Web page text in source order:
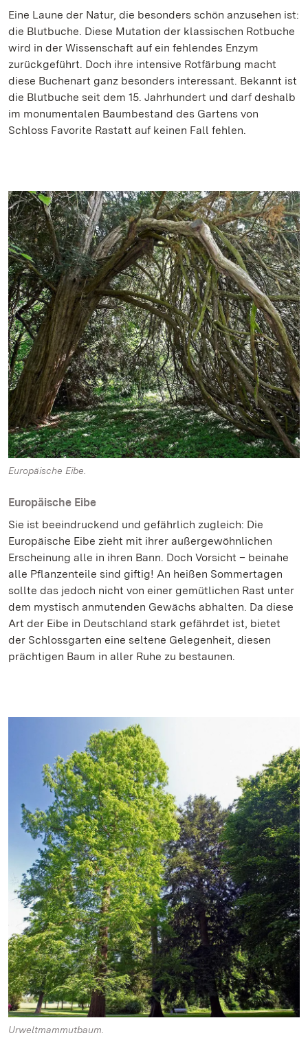
Eine Laune der Natur, die besonders schön anzusehen ist:
die Blutbuche. Diese Mutation der klassischen Rotbuche
wird in der Wissenschaft auf ein fehlendes Enzym
zurückgeführt. Doch ihre intensive Rotfärbung macht
diese Buchenart ganz besonders interessant. Bekannt ist
die Blutbuche seit dem 15. Jahrhundert und darf deshalb
im monumentalen Baumbestand des Gartens von
Schloss Favorite Rastatt auf keinen Fall fehlen.
Europäische Eibe.
Europäische Eibe
Sie ist beeindruckend und gefährlich zugleich: Die
Europäische Eibe zieht mit ihrer außergewöhnlichen
Erscheinung alle in ihren Bann. Doch Vorsicht – beinahe
alle Pflanzenteile sind giftig! An heißen Sommertagen
sollte das jedoch nicht von einer gemütlichen Rast unter
dem mystisch anmutenden Gewächs abhalten. Da diese
Art der Eibe in Deutschland stark gefährdet ist, bietet
der Schlossgarten eine seltene Gelegenheit, diesen
prächtigen Baum in aller Ruhe zu bestaunen.
Urweltmammutbaum.